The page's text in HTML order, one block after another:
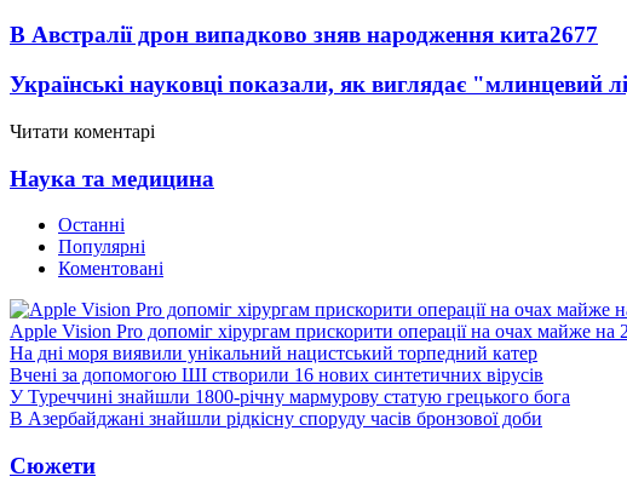
В Австралії дрон випадково зняв народження кита2677
Українські науковці показали, як виглядає "млинцевий
Читати коментарі
Наука та медицина
Останні
Популярні
Коментовані
Apple Vision Pro допоміг хірургам прискорити операції на очах майже на
На дні моря виявили унікальний нацистський торпедний катер
Вчені за допомогою ШІ створили 16 нових синтетичних вірусів
У Туреччині знайшли 1800-річну мармурову статую грецького бога
В Азербайджані знайшли рідкісну споруду часів бронзової доби
Сюжети